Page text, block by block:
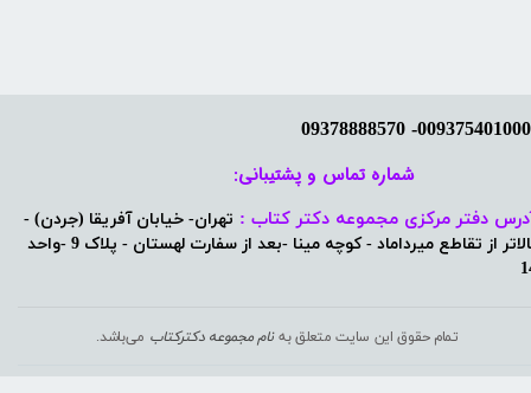
دفتر مرکزی مجموعه دکتر کتاب : تهران- خیابان آفریقا (جردن) -
بالاتر از تقاطع میرداماد - کوچه مینا -بعد از سفارت لهستان - پلاک 9 -واحد
تمام حقوق این سایت متعلق بهنام مجموعه دکترکتاب می‌باشد.
شماره تماس و پشتیبانی: ​​​​​​​